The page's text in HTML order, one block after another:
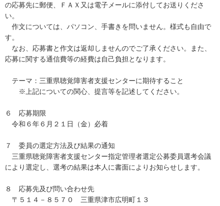
の応募先に郵便、ＦＡＸ又は電子メールに添付してお送りくださ
い。
作文については、パソコン、手書きを問いません。様式も自由で
す。
なお、応募書と作文は返却しませんのでご了承ください。また、
応募に関する通信費等の経費は自己負担となります。
テーマ：三重県聴覚障害者支援センターに期待すること
※上記についての関心、提言等を記述してください。
６ 応募期限
令和６年６月２１日（金）必着
７ 委員の選定方法及び結果の通知
三重県聴覚障害者支援センター指定管理者選定公募委員選考会議
により選定し、選考の結果は本人に書面によりお知らせします。
８ 応募先及び問い合わせ先
〒５１４－８５７０ 三重県津市広明町１３